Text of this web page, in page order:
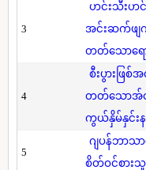
3
ဟင်းသီးဟ
အင်းဆက်ဖျက်
တတ်သောရေ
4
စီးပွားဖြစ်
တတ်သောအ်ငး
ကွယ်နှိမ်နှင်း
5
ဂျပန်ဘာသ
စိတ်ဝင်စား